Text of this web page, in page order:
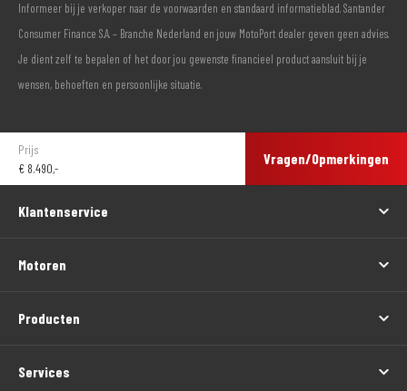
Informeer bij je verkoper naar de voorwaarden en standaard informatieblad. Santander
Consumer Finance S.A. – Branche Nederland en jouw MotoPort dealer geven geen advies.
Je dient zelf te bepalen of het door jou gewenste financieel product aansluit bij je
wensen, behoeften en persoonlijke situatie.
Prijs
€ 8.490,-
Vragen/Opmerkingen
Klantenservice
Motoren
Producten
Services